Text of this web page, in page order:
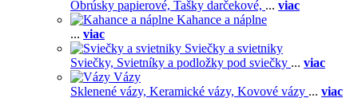
Obrúsky papierové, Tašky darčekové, ... viac
Kahance a náplne
... viac
Sviečky a svietniky
Sviečky, Svietníky a podložky pod sviečky ... viac
Vázy
Sklenené vázy, Keramické vázy, Kovové vázy ... viac